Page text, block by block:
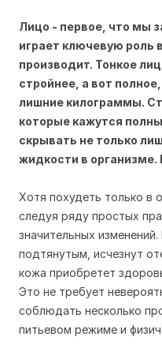
Лицо - первое, что мы
играет ключевую роль
производит. Тонкое
стройнее, а вот
лишние килограммы.
которые кажутся
скрывать не только
жидкости в
Хотя похудеть только в
следуя ряду простых
значительных
подтянутым, исчезнут
кожа приобретет
Это не требует
соблюдать несколько
питьевом режиме и